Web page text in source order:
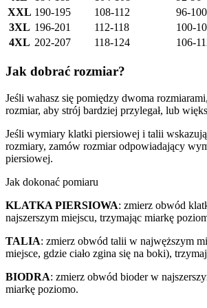
XXL 190-195 108-112 96-100
3XL 196-201 112-118 100-
4XL 202-207 118-124 106-
Jak dobrać rozmiar?
Jeśli wahasz się pomiędzy dwoma
rozmiar, aby strój bardziej przylegał, lub
Jeśli wymiary klatki piersiowej i talii
rozmiary, zamów rozmiar odpowiadający
piersiowej.
Jak dokonać pomiaru
KLATKA PIERSIOWA: zmierz obwód
najszerszym miejscu, trzymając miarkę
TALIA: zmierz obwód talii w najwęższym
miejsce, gdzie ciało zgina się na boki),
BIODRA: zmierz obwód bioder w
miarkę poziomo.